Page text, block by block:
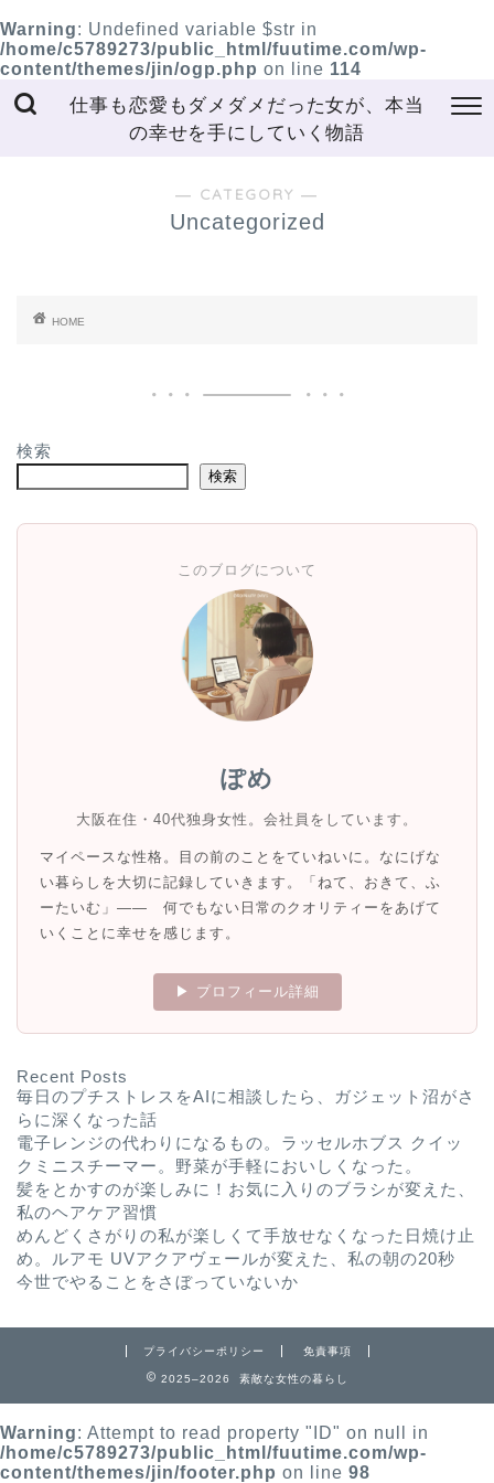
Warning: Undefined variable $str in
/home/c5789273/public_html/fuutime.com/wp-
content/themes/jin/ogp.php on line 114
仕事も恋愛もダメダメだった女が、本当
の幸せを手にしていく物語
― CATEGORY ―
Uncategorized
HOME
検索
検索
このブログについて
ぽめ
大阪在住・40代独身女性。会社員をしています。
マイペースな性格。目の前のことをていねいに。なにげな
い暮らしを大切に記録していきます。「ねて、おきて、ふ
ーたいむ」—— 何でもない日常のクオリティーをあげて
いくことに幸せを感じます。
▶ プロフィール詳細
Recent Posts
毎日のプチストレスをAIに相談したら、ガジェット沼がさ
らに深くなった話
電子レンジの代わりになるもの。ラッセルホブス クイッ
クミニスチーマー。野菜が手軽においしくなった。
髪をとかすのが楽しみに！お気に入りのブラシが変えた、
私のヘアケア習慣
めんどくさがりの私が楽しくて手放せなくなった日焼け止
め。ルアモ UVアクアヴェールが変えた、私の朝の20秒
今世でやることをさぼっていないか
プライバシーポリシー 免責事項
2025–2026 素敵な女性の暮らし
Warning: Attempt to read property "ID" on null in
/home/c5789273/public_html/fuutime.com/wp-
content/themes/jin/footer.php on line 98